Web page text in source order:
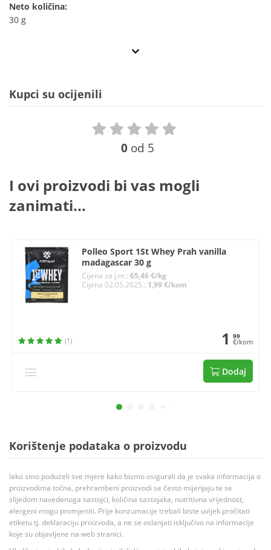
Neto količina:
30 g
Kupci su ocijenili
0 od 5
I ovi proizvodi bi vas mogli
zanimati...
Polleo Sport 1St Whey Prah vanilla
madagascar 30 g
Cijena za j.m.: 65,46 €/kg
Cijena 02.05.2025.: 1,99 €/kom
(1) 1 99
€/kom
Dodaj
Korištenje podataka o proizvodu
Iako smo poduzeli sve mjere kako bismo osigurali da je svaka informacija o
proizvodima točna, prehrambeni proizvodi se često mijenjaju te se
slijedom navedenoga sastojci, količina sastojaka, nutritivna vrijednost,
alergeni mogu promjeniti. Prije konzumacije trebali biste uvijek pročitati
etiketu tj. deklaraciju proizvoda, a ne se oslanjati isključivo na informacije
koje su objavljene na web stranici.